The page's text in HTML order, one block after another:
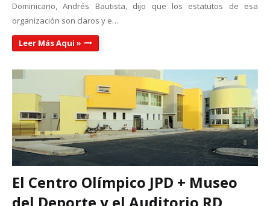
Dominicano, Andrés Bautista, dijo que los estatutos de esa
organización son claros y e…
Leer Más Aqui »
El Centro Olímpico JPD + Museo